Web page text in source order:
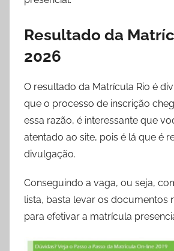
Resultado da
2026
O resultado da Matrícula Rio é
que o processo de inscrição
essa razão, é interessante que
atentado ao site, pois é lá que é
divulgação.
Conseguindo a vaga, ou seja,
lista, basta levar os documentos
para efetivar a matrícula